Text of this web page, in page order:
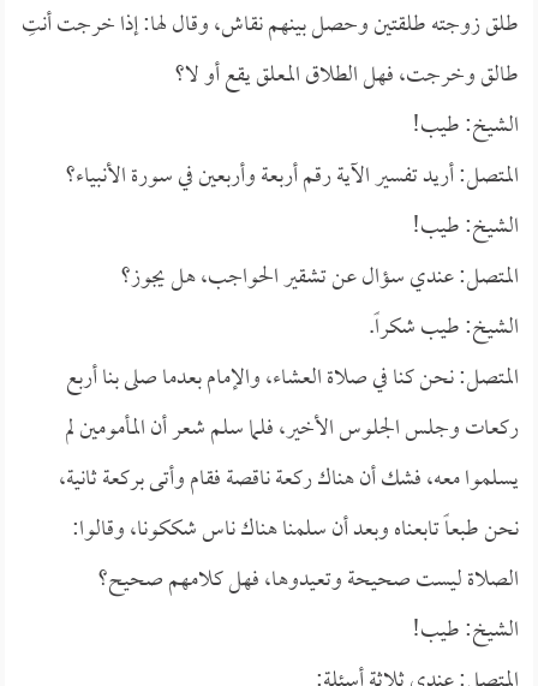
طلق زوجته طلقتين وحصل بينهم نقاش، وقال لها: إذا خرجت أنتِ
طالق وخرجت، فهل الطلاق المعلق يقع أو لا؟
الشيخ: طيب!
المتصل: أريد تفسير الآية رقم أربعة وأربعين في سورة الأنبياء؟
الشيخ: طيب!
المتصل: عندي سؤال عن تشقير الحواجب، هل يجوز؟
الشيخ: طيب شكراً.
المتصل: نحن كنا في صلاة العشاء، والإمام بعدما صلى بنا أربع
ركعات وجلس الجلوس الأخير، فلما سلم شعر أن المأمومين لم
يسلموا معه، فشك أن هناك ركعة ناقصة فقام وأتى بركعة ثانية،
نحن طبعاً تابعناه وبعد أن سلمنا هناك ناس شككونا، وقالوا:
الصلاة ليست صحيحة وتعيدوها، فهل كلامهم صحيح؟
الشيخ: طيب!